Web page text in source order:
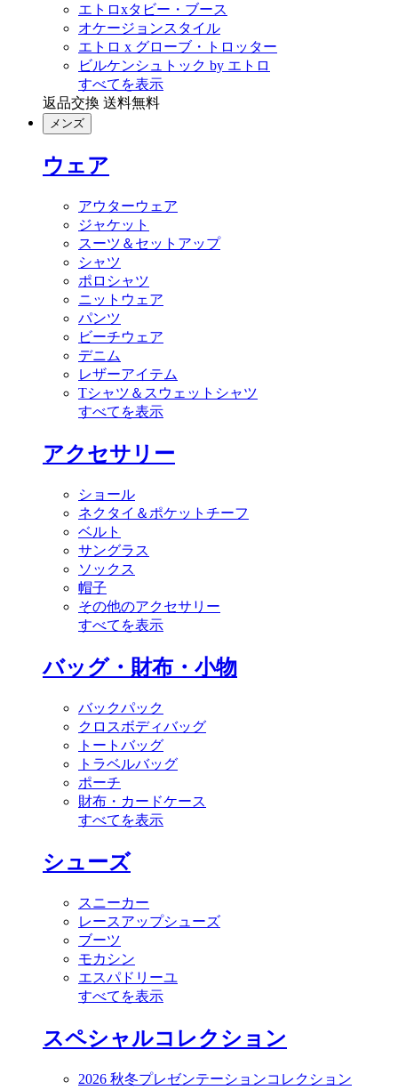
エトロxタビー・ブース
オケージョンスタイル
エトロ x グローブ・トロッター
ビルケンシュトック by エトロ
すべてを表示
返品交換 送料無料
メンズ
ウェア
アウターウェア
ジャケット
スーツ＆セットアップ
シャツ
ポロシャツ
ニットウェア
パンツ
ビーチウェア
デニム
レザーアイテム
Tシャツ＆スウェットシャツ
すべてを表示
アクセサリー
ショール
ネクタイ＆ポケットチーフ
ベルト
サングラス
ソックス
帽子
その他のアクセサリー
すべてを表示
バッグ・財布・小物
バックパック
クロスボディバッグ
トートバッグ
トラベルバッグ
ポーチ
財布・カードケース
すべてを表示
シューズ
スニーカー
レースアップシューズ
ブーツ
モカシン
エスパドリーユ
すべてを表示
スペシャルコレクション
2026 秋冬プレゼンテーションコレクション